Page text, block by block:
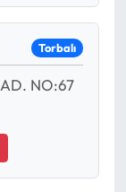
Torbalı
NO:67